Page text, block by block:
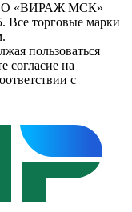
«ВИРАЖ МСК»
торговые марки
пользоваться
согласие на
с